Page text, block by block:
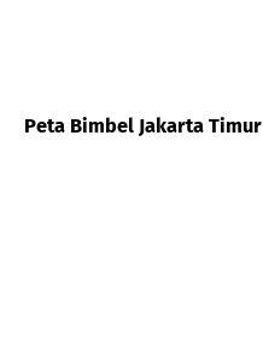
Peta Bimbel Jakarta Timur